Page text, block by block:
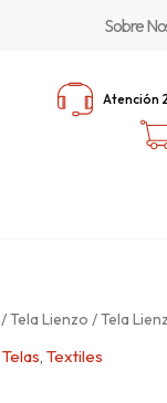
Sobre
Atención
/Tela Lienzo / Tela
Telas, Textiles